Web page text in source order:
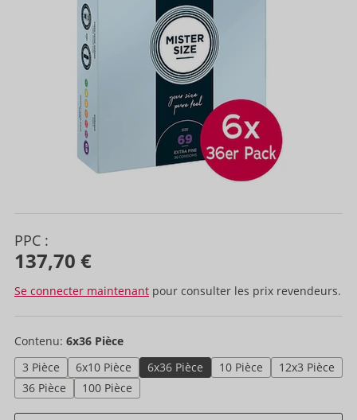
PPC :
137,70 €
Se connecter maintenant pour consulter les prix revendeurs.
Contenu: 6x36 Pièce
3 Pièce
6x10 Pièce 6x36 Pièce 10 Pièce
12x3 Pièce
36 Pièce
100 Pièce